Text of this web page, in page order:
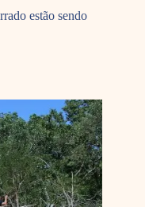
estão sendo